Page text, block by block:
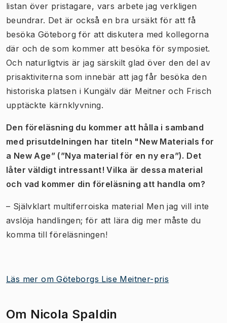
listan över pristagare, vars arbete jag verkligen
beundrar. Det är också en bra ursäkt för att få
besöka Göteborg för att diskutera med kollegorna
där och de som kommer att besöka för symposiet.
Och naturligtvis är jag särskilt glad över den del av
prisaktiviterna som innebär att jag får besöka den
historiska platsen i Kungälv där Meitner och Frisch
upptäckte kärnklyvning.
Den föreläsning du kommer att hålla i samband
med prisutdelningen har titeln "New Materials for
a New Age” (”Nya material för en ny era”). Det
låter väldigt intressant! Vilka är dessa material
och vad kommer din föreläsning att handla om?
– Självklart multiferroiska material Men jag vill inte
avslöja handlingen; för att lära dig mer måste du
komma till föreläsningen!
Läs mer om Göteborgs Lise Meitner-pris
Om Nicola Spaldin